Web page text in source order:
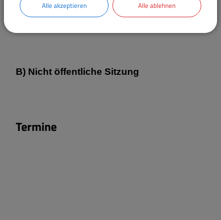
B) Nicht öffentliche Sitzung
Termine
Alle akzeptieren Alle ablehnen